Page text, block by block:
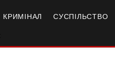
КРИМІНАЛ СУСПІЛЬСТВО